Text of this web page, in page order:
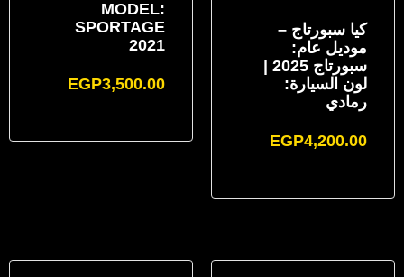
كيا سبورتاج –
موديل عام:
لون السيارة:
رمادي
EGP4,200.00
MODEL:
SPORTAGE
2021
EGP3,500.00